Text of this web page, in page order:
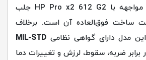
اولین چیزی که در مواجهه با HP Pro x2 612 G2 جلب
ساخت فوق‌العاده آن است. برخلاف
مدل دارای گواهی نظامی MIL-STD
ضربه، سقوط، لرزش و تغییرات دما